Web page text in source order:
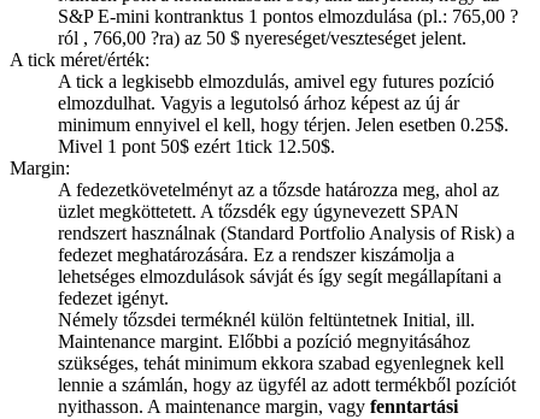
S&P E-mini kontranktus 1 pontos elmozdulása (pl.: 765,00 ?
ról , 766,00 ?ra) az 50 $ nyereséget/veszteséget jelent.
A tick méret/érték:
A tick a legkisebb elmozdulás, amivel egy futures pozíció
elmozdulhat. Vagyis a legutolsó árhoz képest az új ár
minimum ennyivel el kell, hogy térjen. Jelen esetben 0.25$.
Mivel 1 pont 50$ ezért 1tick 12.50$.
Margin:
A fedezetkövetelményt az a tőzsde határozza meg, ahol az
üzlet megköttetett. A tőzsdék egy úgynevezett SPAN
rendszert használnak (Standard Portfolio Analysis of Risk) a
fedezet meghatározására. Ez a rendszer kiszámolja a
lehetséges elmozdulások sávját és így segít megállapítani a
fedezet igényt.
Némely tőzsdei terméknél külön feltüntetnek Initial, ill.
Maintenance margint. Előbbi a pozíció megnyitásához
szükséges, tehát minimum ekkora szabad egyenlegnek kell
lennie a számlán, hogy az ügyfél az adott termékből pozíciót
nyithasson. A maintenance margin, vagy fenntartási